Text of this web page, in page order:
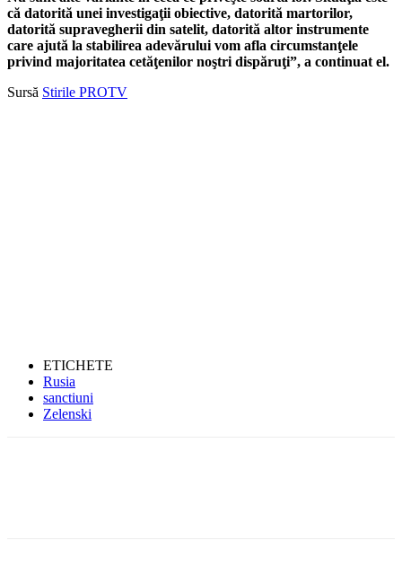
că datorită unei investigaţii obiective, datorită martorilor,
datorită supravegherii din satelit, datorită altor instrumente
care ajută la stabilirea adevărului vom afla circumstanţele
privind majoritatea cetăţenilor noştri dispăruţi”, a continuat el.
Sursă Stirile PROTV
ETICHETE
Rusia
sanctiuni
Zelenski